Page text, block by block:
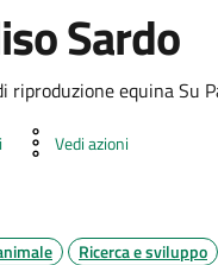
Sardo
riproduzione equina Su
Vedi azioni
Ricerca e sviluppo